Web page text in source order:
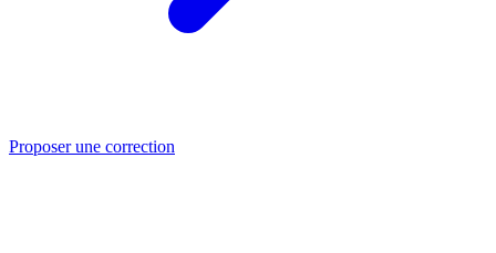
Proposer une correction